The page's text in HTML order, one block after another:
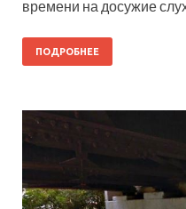
времени на досужие
ПОДРОБНЕЕ